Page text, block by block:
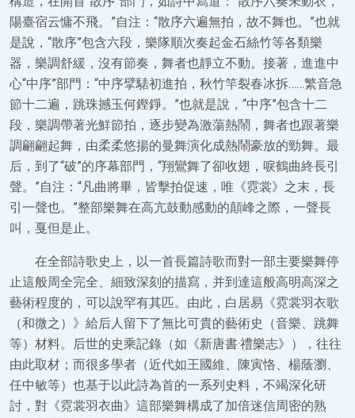
陽臺宿云慵不飛。”自注：“散序六遍無拍，故不舞也。”也就
是說，“散序”包含六段，樂隊順次奏起金石絲竹等各類樂
器，樂調舒緩，沒有節奏，舞者也靜立不動。接著，進進中
心“中序”部門：“中序擘騞初進拍，秋竹竿裂春冰拆……繁音急
節十二遍，跳珠撼玉何鏗錚。”也就是說，“中序”包含十二
段，樂調帶著光鮮節拍，逐步變為激蕩熱鬧，舞者也跟著樂
調翩翩起舞，由柔柔悠揚的曼舞演化成熱鬧豪放的勁舞。最
后，到了“破”的序幕部門，“翔鸞舞了卻收翅，唳鶴曲終長引
聲。”自注：“凡曲將畢，皆擊拍促速，唯《霓裳》之末，長
引一聲也。”整部樂舞在高亢鼓動感動的顛峰之際，一聲長
叫，戛但是止。
在全部詩歌史上，以一首長篇詩歌而對一部主要樂舞停
止這般周全完全、細致深刻的描寫，并到達這般高明高深之
藝術程度的，可以說罕有其匹。由此，白居易《霓裳羽衣歌
（和微之）》給后人留下了無比可貴的藝術史（音樂、跳舞
等）材料。后世的史乘記錄（如《新唐書·禮樂志》），往往
由此取材；而很多學者（近代如王國維、陳寅恪、楊蔭瀏、
任中敏等）也基于以此詩為首的一系列史料，不竭深化研
討，對《霓裳羽衣曲》這部樂舞構成了加倍迷信周密的熟